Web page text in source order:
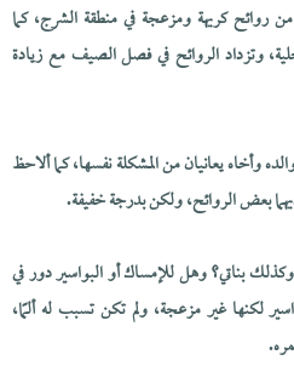
39 سنة، ويعاني من روائح كريهة ومزعجة في منطقة الشرج، كما
وتزداد الروائح في فصل الصيف مع زيادة
وأخاه يعانيان من المشكلة نفسها، كما ألاحظ
بناتي؟ وهل للإمساك أو البواسير دور في
لكنها غير مزعجة، ولم تكن تسبب له ألمًا،